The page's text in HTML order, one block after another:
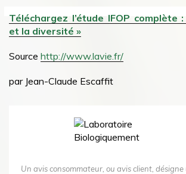
Téléchargez l’étude IFOP complète
et la diversité »
Source http://www.lavie.fr/
par Jean-Claude Escaffit
Un avis consommateur, ou avis client,